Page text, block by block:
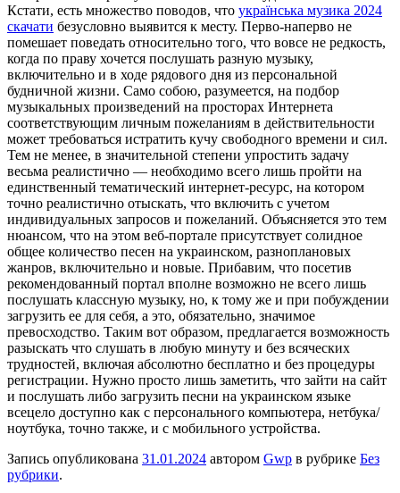
Кстати, есть множество поводов, что українська музика 2024
скачати безусловно выявится к месту. Перво-наперво не
помешает поведать относительно того, что вовсе не редкость,
когда по праву хочется послушать разную музыку,
включительно и в ходе рядового дня из персональной
будничной жизни. Само собою, разумеется, на подбор
музыкальных произведений на просторах Интернета
соответствующим личным пожеланиям в действительности
может требоваться истратить кучу свободного времени и сил.
Тем не менее, в значительной степени упростить задачу
весьма реалистично — необходимо всего лишь пройти на
единственный тематический интернет-ресурс, на котором
точно реалистично отыскать, что включить с учетом
индивидуальных запросов и пожеланий. Объясняется это тем
нюансом, что на этом веб-портале присутствует солидное
общее количество песен на украинском, разноплановых
жанров, включительно и новые. Прибавим, что посетив
рекомендованный портал вполне возможно не всего лишь
послушать классную музыку, но, к тому же и при побуждении
загрузить ее для себя, а это, обязательно, значимое
превосходство. Таким вот образом, предлагается возможность
разыскать что слушать в любую минуту и без всяческих
трудностей, включая абсолютно бесплатно и без процедуры
регистрации. Нужно просто лишь заметить, что зайти на сайт
и послушать либо загрузить песни на украинском языке
всецело доступно как с персонального компьютера, нетбука/
ноутбука, точно также, и с мобильного устройства.
Запись опубликована 31.01.2024 автором Gwp в рубрике Без
рубрики.